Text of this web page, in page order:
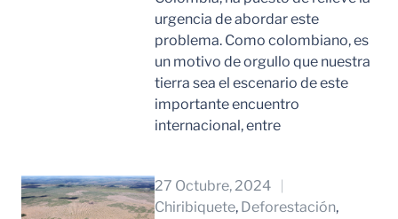
urgencia de abordar este
problema. Como colombiano, es
un motivo de orgullo que nuestra
tierra sea el escenario de este
importante encuentro
internacional, entre
27 Octubre, 2024
Chiribiquete, Deforestación